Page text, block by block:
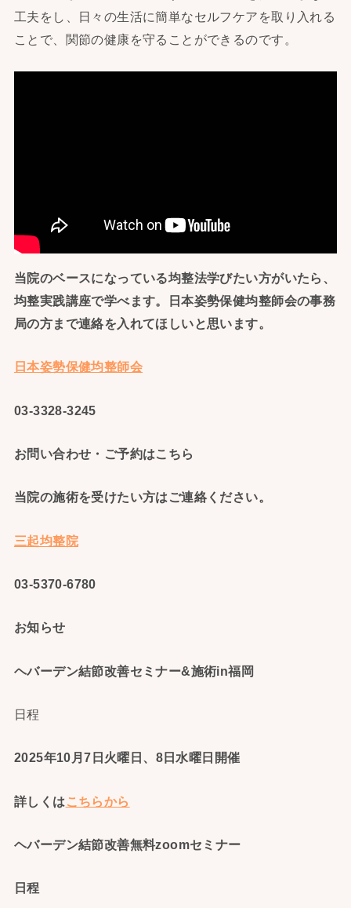
工夫をし、日々の生活に簡単なセルフケアを取り入れる
ことで、関節の健康を守ることができるのです。
当院のベースになっている均整法学びたい方がいたら、
均整実践講座で学べます。日本姿勢保健均整師会の事務
局の方まで連絡を入れてほしいと思います。
日本姿勢保健均整師会
03-3328-3245
お問い合わせ・ご予約はこちら
当院の施術を受けたい方はご連絡ください。
三起均整院
03-5370-6780
お知らせ
ヘバーデン結節改善セミナー&施術in福岡
日程
2025年10月7日火曜日、8日水曜日開催
詳しくは こちらから
ヘバーデン結節改善無料zoomセミナー
日程